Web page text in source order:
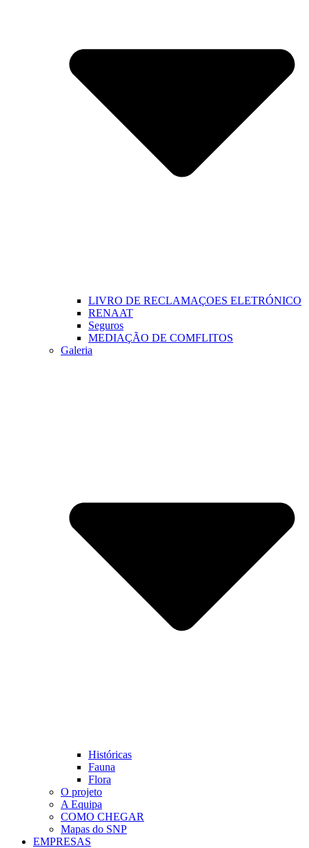
LIVRO DE RECLAMAÇOES ELETRÓNICO
RENAAT
Seguros
MEDIAÇÃO DE COMFLITOS
Galeria
Históricas
Fauna
Flora
O projeto
A Equipa
COMO CHEGAR
Mapas do SNP
EMPRESAS